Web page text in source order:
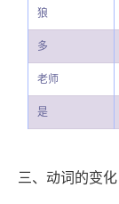
狼
多
老师
是
三、动词的变化